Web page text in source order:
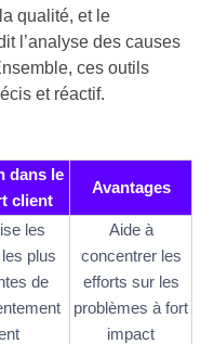
qualité, et le
l’analyse des causes
ces outils
et réactif.
dans le
client
Avantages
les
plus
de
Aide à
concentrer les
efforts sur les
problèmes à fort
impact